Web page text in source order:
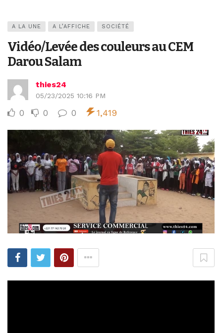
A LA UNE A L’AFFICHE SOCIÉTÉ
Vidéo/Levée des couleurs au CEM
Darou Salam
thies24
05/23/2025 10:16 PM
0 0 0 1,419